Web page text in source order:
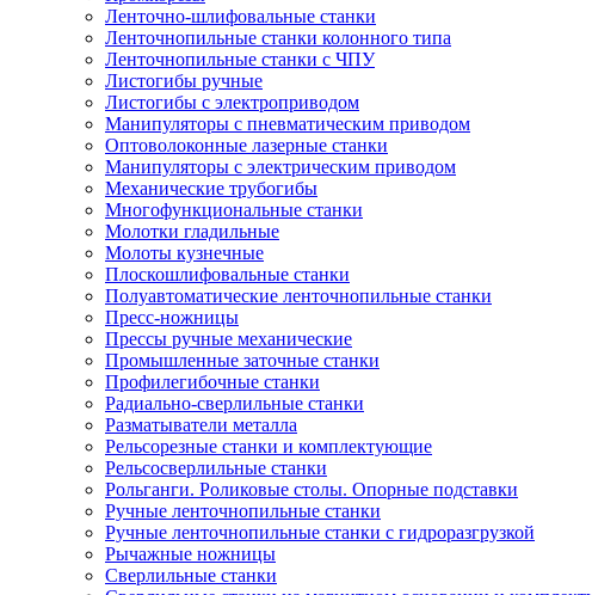
Ленточно-шлифовальные станки
Ленточнопильные станки колонного типа
Ленточнопильные станки с ЧПУ
Листогибы ручные
Листогибы с электроприводом
Манипуляторы с пневматическим приводом
Оптоволоконные лазерные станки
Манипуляторы с электрическим приводом
Механические трубогибы
Многофункциональные станки
Молотки гладильные
Молоты кузнечные
Плоскошлифовальные станки
Полуавтоматические ленточнопильные станки
Пресс-ножницы
Прессы ручные механические
Промышленные заточные станки
Профилегибочные станки
Радиально-сверлильные станки
Разматыватели металла
Рельсорезные станки и комплектующие
Рельсосверлильные станки
Рольганги. Роликовые столы. Опорные подставки
Ручные ленточнопильные станки
Ручные ленточнопильные станки с гидроразгрузкой
Рычажные ножницы
Сверлильные станки